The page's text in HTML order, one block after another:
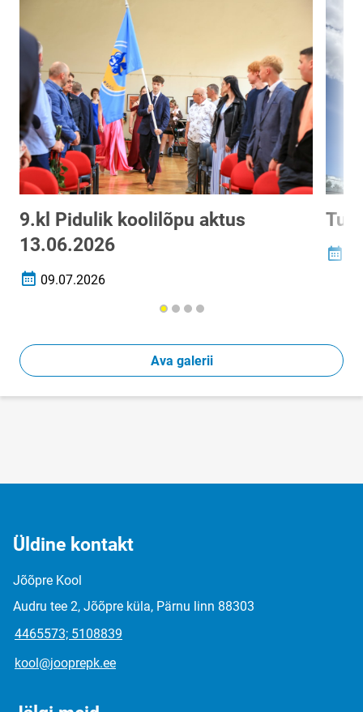
9.kl Pidulik koolilõpu aktus
13.06.2026
Loomise kuupäev
09.07.2026
Ava galerii
Üldine kontakt
Jõõpre Kool
Audru tee 2, Jõõpre küla, Pärnu linn 88303
4465573; 5108839
kool@jooprepk.ee